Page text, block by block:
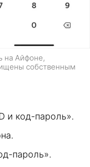
на Айфоне,
собственным
и код-пароль».
пароль».